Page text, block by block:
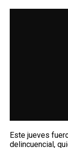
Este jueves
delincuencial,